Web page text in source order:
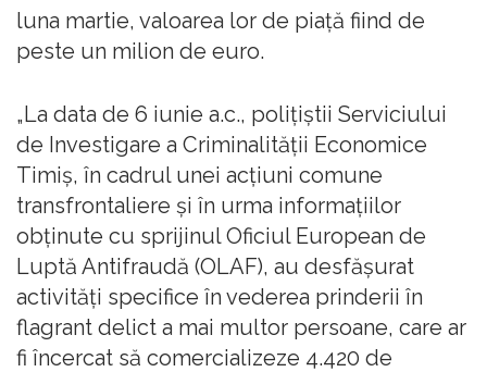
luna martie, valoarea lor de piaţă fiind de
peste un milion de euro.
„La data de 6 iunie a.c., poliţiştii Serviciului
de Investigare a Criminalităţii Economice
Timiş, în cadrul unei acţiuni comune
transfrontaliere şi în urma informaţiilor
obţinute cu sprijinul Oficiul European de
Luptă Antifraudă (OLAF), au desfăşurat
activităţi specifice în vederea prinderii în
flagrant delict a mai multor persoane, care ar
fi încercat să comercializeze 4.420 de